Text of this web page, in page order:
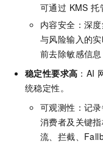
可通过 KMS 托
内容安全：深
与风险输入的
前去除敏感信息
稳定性要求高 ：AI
统稳定性。
可观测性：记
消费者及关键
流、拦截、